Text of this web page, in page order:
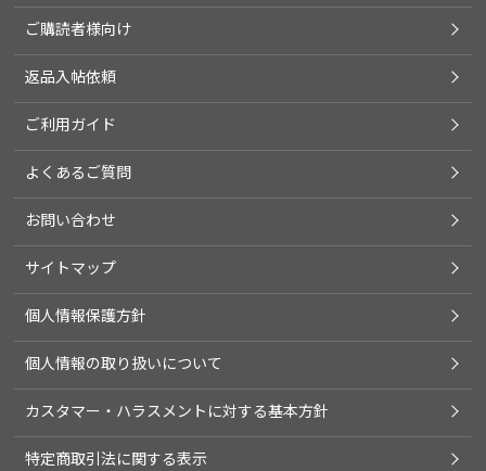
ご購読者様向け
返品入帖依頼
ご利用ガイド
よくあるご質問
お問い合わせ
サイトマップ
個人情報保護方針
個人情報の取り扱いについて
カスタマー・ハラスメントに対する基本方針
特定商取引法に関する表示